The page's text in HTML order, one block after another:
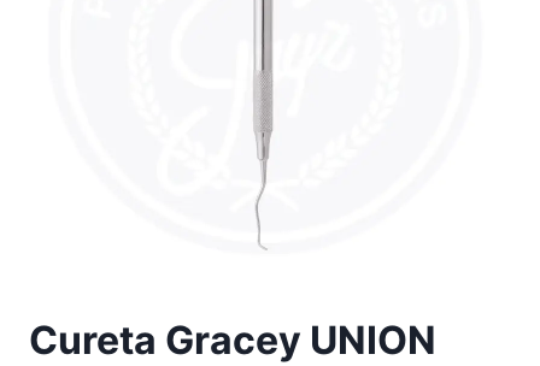
Cureta Gracey UNION